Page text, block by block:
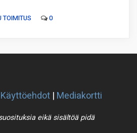
TOIMITUS 0
Käyttöehdot | Mediakortti
eikä sisältöä pidä